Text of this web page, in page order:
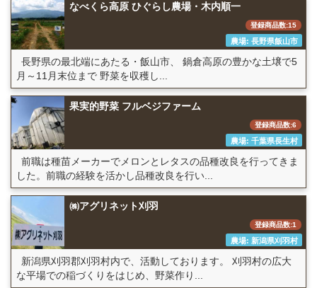
なべくら高原 ひぐらし農場・木内順一
登録商品数:15
農場: 長野県飯山市
長野県の最北端にあたる・飯山市、 鍋倉高原の豊かな土壌で5
月～11月末位まで 野菜を収穫し...
果実的野菜 フルベジファーム
登録商品数:6
農場: 千葉県長生村
前職は種苗メーカーでメロンとレタスの品種改良を行ってきま
した。前職の経験を活かし品種改良を行い...
㈱アグリネット刈羽
登録商品数:1
農場: 新潟県刈羽村
新潟県刈羽郡刈羽村内で、活動しております。 刈羽村の広大
な平場での稲づくりをはじめ、野菜作り...